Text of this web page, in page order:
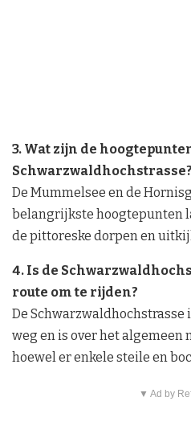
3. Wat zijn de
Schwarzwaldhochstrasse?
De Mummelsee en de
belangrijkste hoogtepunten
de pittoreske dorpen en
4. Is de
route om te rijden?
De Schwarzwaldhochstrasse
weg en is over het
hoewel er enkele steile en
▼ Ad by